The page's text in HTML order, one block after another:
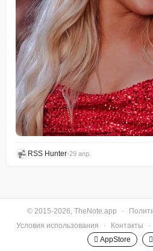
RSS Hunter•29 апр.
© 2015-2026, TheNote.app ·
Условия использования
· Контакты ·
 AppStore